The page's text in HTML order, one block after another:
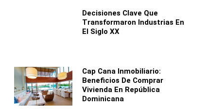
Decisiones Clave Que
Transformaron Industrias En
El Siglo XX
Cap Cana Inmobiliario:
Beneficios De Comprar
Vivienda En República
Dominicana